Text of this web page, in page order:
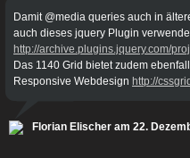
Damit @media queries auch in
auch dieses jquery Plugin
http://archive.plugins.jquery.com/
Das 1140 Grid bietet zudem
Responsive Webdesign http://
Florian Elischer am 22.